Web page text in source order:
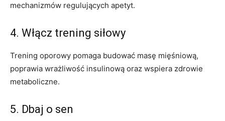
mechanizmów regulujących apetyt.
4. Włącz trening siłowy
Trening oporowy pomaga budować masę mięśniową,
poprawia wrażliwość insulinową oraz wspiera zdrowie
metaboliczne.
5. Dbaj o sen